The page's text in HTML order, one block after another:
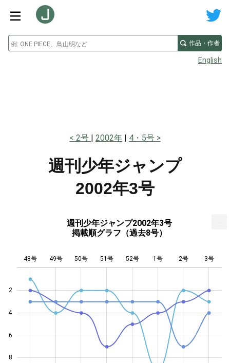
作品・作者
English
2号 2002年 4・5号
週刊少年ジャンプ
2002年3号
週刊少年ジャンプ2002年3号
掲載順グラフ（過去8号）
2
4
6
8
48号 49号 50号 51号 52号 1号 2号 3号